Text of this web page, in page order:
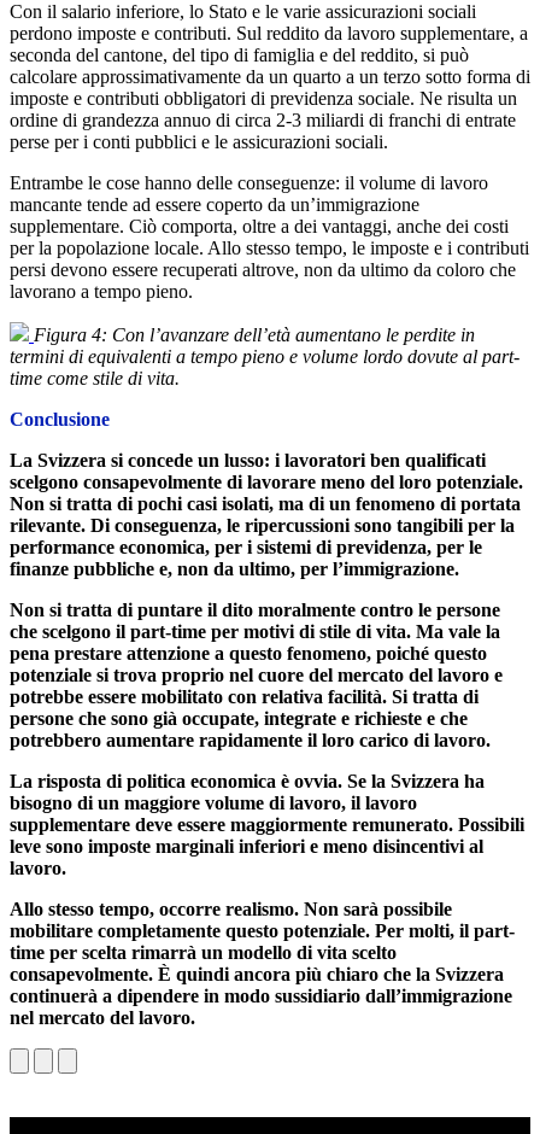
Con il salario inferiore, lo Stato e le varie assicurazioni sociali
perdono imposte e contributi. Sul reddito da lavoro supplementare, a
seconda del cantone, del tipo di famiglia e del reddito, si può
calcolare approssimativamente da un quarto a un terzo sotto forma di
imposte e contributi obbligatori di previdenza sociale. Ne risulta un
ordine di grandezza annuo di circa 2-3 miliardi di franchi di entrate
perse per i conti pubblici e le assicurazioni sociali.
Entrambe le cose hanno delle conseguenze: il volume di lavoro
mancante tende ad essere coperto da un’immigrazione
supplementare. Ciò comporta, oltre a dei vantaggi, anche dei costi
per la popolazione locale. Allo stesso tempo, le imposte e i contributi
persi devono essere recuperati altrove, non da ultimo da coloro che
lavorano a tempo pieno.
Figura 4: Con l’avanzare dell’età aumentano le perdite in
termini di equivalenti a tempo pieno e volume lordo dovute al part-
time come stile di vita.
Conclusione
La Svizzera si concede un lusso: i lavoratori ben qualificati
scelgono consapevolmente di lavorare meno del loro potenziale.
Non si tratta di pochi casi isolati, ma di un fenomeno di portata
rilevante. Di conseguenza, le ripercussioni sono tangibili per la
performance economica, per i sistemi di previdenza, per le
finanze pubbliche e, non da ultimo, per l’immigrazione.
Non si tratta di puntare il dito moralmente contro le persone
che scelgono il part-time per motivi di stile di vita. Ma vale la
pena prestare attenzione a questo fenomeno, poiché questo
potenziale si trova proprio nel cuore del mercato del lavoro e
potrebbe essere mobilitato con relativa facilità. Si tratta di
persone che sono già occupate, integrate e richieste e che
potrebbero aumentare rapidamente il loro carico di lavoro.
La risposta di politica economica è ovvia. Se la Svizzera ha
bisogno di un maggiore volume di lavoro, il lavoro
supplementare deve essere maggiormente remunerato. Possibili
leve sono imposte marginali inferiori e meno disincentivi al
lavoro.
Allo stesso tempo, occorre realismo. Non sarà possibile
mobilitare completamente questo potenziale. Per molti, il part-
time per scelta rimarrà un modello di vita scelto
consapevolmente. È quindi ancora più chiaro che la Svizzera
continuerà a dipendere in modo sussidiario dall’immigrazione
nel mercato del lavoro.